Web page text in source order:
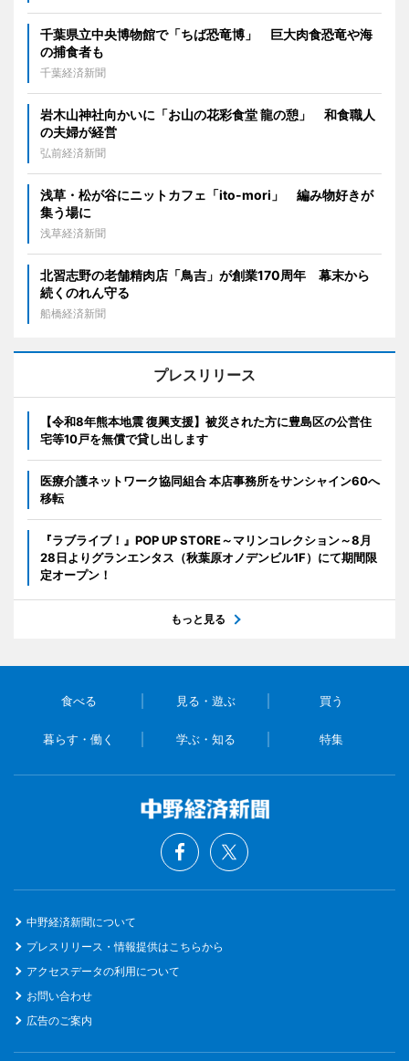
千葉県立中央博物館で「ちば恐竜博」 巨大肉食恐竜や海
の捕食者も
千葉経済新聞
岩木山神社向かいに「お山の花彩食堂 龍の憩」 和食職人
の夫婦が経営
弘前経済新聞
浅草・松が谷にニットカフェ「ito-mori」 編み物好きが
集う場に
浅草経済新聞
北習志野の老舗精肉店「鳥吉」が創業170周年 幕末から
続くのれん守る
船橋経済新聞
プレスリリース
【令和8年熊本地震 復興支援】被災された方に豊島区の公営住
宅等10戸を無償で貸し出します
医療介護ネットワーク協同組合 本店事務所をサンシャイン60へ
移転
『ラブライブ！』POP UP STORE～マリンコレクション～8月
28日よりグランエンタス（秋葉原オノデンビル1F）にて期間限
定オープン！
もっと見る
食べる 見る・遊ぶ 買う
暮らす・働く 学ぶ・知る 特集
中野経済新聞について
プレスリリース・情報提供はこちらから
アクセスデータの利用について
お問い合わせ
広告のご案内